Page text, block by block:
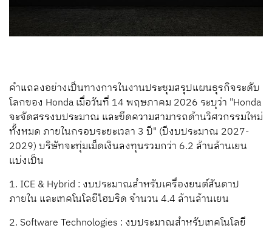
คำแถลงอย่างเป็นทางการในงานประชุมสรุปแผนธุรกิจระดับ
โลกของ Honda เมื่อวันที่ 14 พฤษภาคม 2026 ระบุว่า "Honda
จะจัดสรรงบประมาณ และขีดความสามารถด้านวิศวกรรมใหม่
ทั้งหมด ภายในกรอบระยะเวลา 3 ปี" (ปีงบประมาณ 2027-
2029) บริษัทจะทุ่มเม็ดเงินลงทุนรวมกว่า 6.2 ล้านล้านเยน
แบ่งเป็น
1. ICE & Hybrid : งบประมาณสำหรับเครื่องยนต์สันดาป
ภายใน และเทคโนโลยีไฮบริด จำนวน 4.4 ล้านล้านเยน
2. Software Technologies : งบประมาณสำหรับเทคโนโลยี